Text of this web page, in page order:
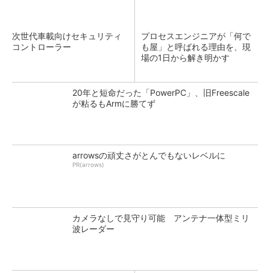
次世代車載向けセキュリティ
コントローラー
プロセスエンジニアが「何で
も屋」と呼ばれる理由を、現
場の1日から解き明かす
20年と短命だった「PowerPC」、旧Freescale
が粘るもArmに勝てず
arrowsの頑丈さがとんでもないレベルに
PR(arrows)
カメラなしで見守り可能 アンテナ一体型ミリ
波レーダー